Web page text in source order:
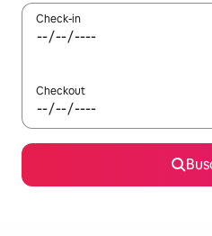
Check-in
Checkout